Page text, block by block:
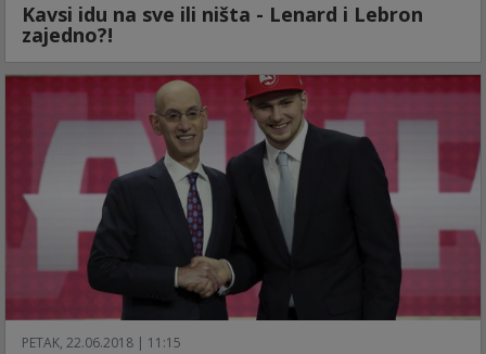
Kavsi idu na sve ili ništa - Lenard i Lebron
zajedno?!
PETAK, 22.06.2018 | 11:15